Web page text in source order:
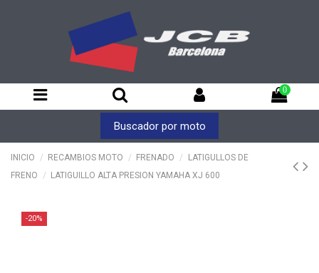
0
Buscador por moto
INICIO RECAMBIOS MOTO FRENADO
LATIGULLOS DE
FRENO
LATIGUILLO ALTA PRESION YAMAHA XJ 600
-20%